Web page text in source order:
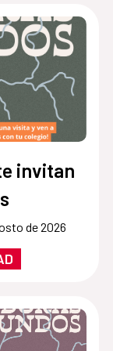
invitan
de 2026